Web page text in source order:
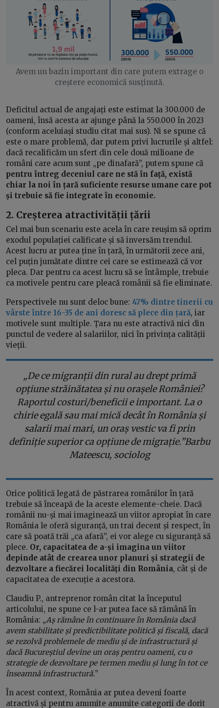
Avem un bazin important din care putem extrage o
creștere economică susținută.
Deficitul actual de angajați este estimat la 300.000 de
oameni, însă acesta ar ajunge până la 550.000 în 2023
(conform aceluiași studiu citat mai sus). Ni se spune că
este o mare problemă, dar putem privi lucrurile și altfel:
dacă recalificăm un sfert din cele două milioane de
români care acum sunt „pe dinafară”, putem spune că
pentru întreg deceniul care ne stă în față, există
chiar la noi în țară suficiente resurse umane care pot
și trebuie să fie integrate în economie.
2. Creșterea atractivității țării
Cel mai bun scenariu este acela în care reușim să oprim
exodul populației calificate și să inversăm trendul.
Acest lucru ar putea ține în țară, în următorii zece ani,
cel puțin jumătate dintre cei care se estimează că vor
pleca. Dar pentru ca acest lucru să se întâmple, trebuie
ca motivele pentru care pleacă românii să fie eliminate.
Perspectivele nu sunt deloc bune: 47% dintre tinerii cu
vârste între 16-35 de ani doresc să plece din țară, iar
motivele sunt multiple. Țara nu este atractivă nici din
punctul de vedere al salariilor, nici în privința calității
vieții.
„De ce migranții din rural au drept primă
opțiune străinătatea și nu orașele României?
Raportul costuri/beneficii e important. La o
chirie egală sau mai mică decât în România și
salarii mai mari, un oraș vestic va fi prin
definiție superior ca opțiune de migrație.”Barbu
Mateescu, sociolog
Orice politică legată de păstrarea românilor în țară
trebuie să înceapă de la aceste elemente-cheie. Dacă
românii nu-și mai imaginează un viitor apropiat în care
România le oferă siguranță, un trai decent și respect, în
care să poată trăi „ca afară”, ei vor alege cu siguranță să
plece. Or, capacitatea de a-și imagina un viitor
depinde atât de crearea unor planuri și strategii de
dezvoltare a fiecărei localități din România, cât și de
capacitatea de execuție a acestora.
Claudiu P., antreprenor român citat la începutul
articolului, ne spune ce l-ar putea face să rămână în
România: „Aș rămâne în continuare în România dacă
avem stabilitate și predictibilitate politică și fiscală, dacă
se rezolvă problemele de mediu și de infrastructură și
dacă Bucureștiul devine un oraș pentru oameni, cu o
strategie de dezvoltare pe termen mediu și lung în tot ce
înseamnă infrastructură.”
În acest context, România ar putea deveni foarte
atractivă și pentru anumite anumite categorii de dorit